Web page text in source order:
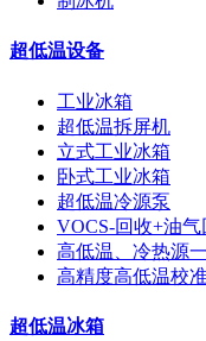
超低温设备
工业冰箱
超低温拆屏机
立式工业冰箱
卧式工业冰箱
超低温冷源泵
VOCS-回收+油
高低温、冷热源
高精度高低温校
超低温冰箱